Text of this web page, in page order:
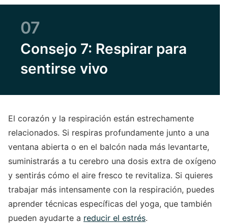
07
Consejo 7: Respirar para
sentirse vivo
El corazón y la respiración están estrechamente
relacionados. Si respiras profundamente junto a una
ventana abierta o en el balcón nada más levantarte,
suministrarás a tu cerebro una dosis extra de oxígeno
y sentirás cómo el aire fresco te revitaliza. Si quieres
trabajar más intensamente con la respiración, puedes
aprender técnicas específicas del yoga, que también
pueden ayudarte a reducir el estrés.